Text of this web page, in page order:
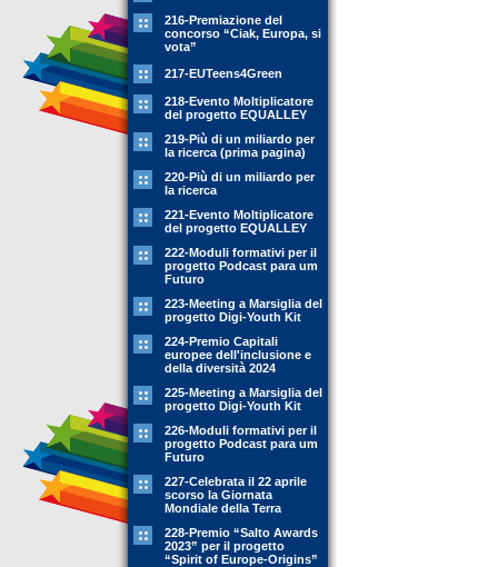
216-Premiazione del
concorso “Ciak, Europa, si
vota”
217-EUTeens4Green
218-Evento Moltiplicatore
del progetto EQUALLEY
219-Più di un miliardo per
la ricerca (prima pagina)
220-Più di un miliardo per
la ricerca
221-Evento Moltiplicatore
del progetto EQUALLEY
222-Moduli formativi per il
progetto Podcast para um
Futuro
223-Meeting a Marsiglia del
progetto Digi-Youth Kit
224-Premio Capitali
europee dell'inclusione e
della diversità 2024
225-Meeting a Marsiglia del
progetto Digi-Youth Kit
226-Moduli formativi per il
progetto Podcast para um
Futuro
227-Celebrata il 22 aprile
scorso la Giornata
Mondiale della Terra
228-Premio “Salto Awards
2023” per il progetto
“Spirit of Europe-Origins”